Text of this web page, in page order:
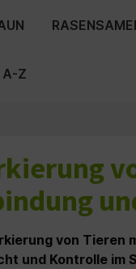
A-Z
von Tieren
und Kontrolle im